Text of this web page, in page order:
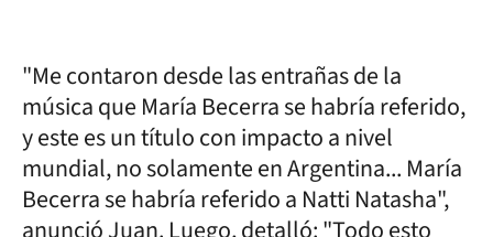
"Me contaron desde las entrañas de la
música que María Becerra se habría referido,
y este es un título con impacto a nivel
mundial, no solamente en Argentina... María
Becerra se habría referido a Natti Natasha",